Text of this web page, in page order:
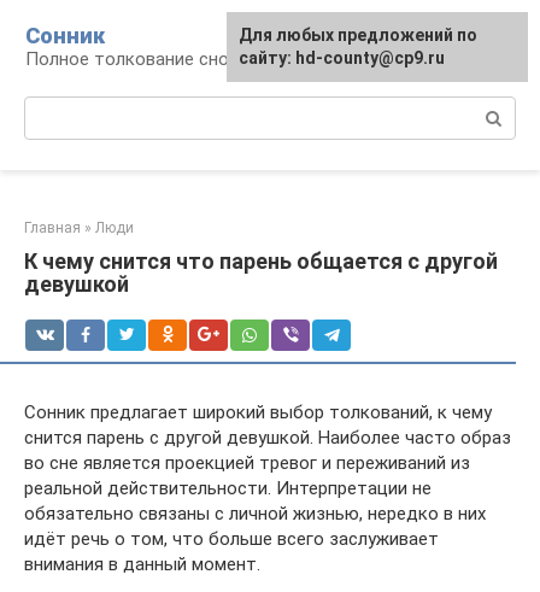
контенту
Сонник
Полное толкование снов
Главная » Люди
К чему снится что парень общается с другой
девушкой
Сонник предлагает широкий выбор толкований, к чему
снится парень с другой девушкой. Наиболее часто образ
во сне является проекцией тревог и переживаний из
реальной действительности. Интерпретации не
обязательно связаны с личной жизнью, нередко в них
идёт речь о том, что больше всего заслуживает
внимания в данный момент.
Для любых предложений по
сайту: hd-county@cp9.ru